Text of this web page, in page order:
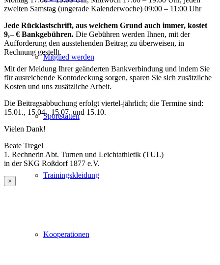
Mitglied werden
Sportstätten
Trainingskleidung
Kooperationen
zweiten Samstag (ungerade Kalenderwoche) 09:00 – 11:00 Uhr
Jede Rücklastschrift, aus welchem Grund auch immer, kostet
9,– € Bankgebühren. Die Gebühren werden Ihnen, mit der
Aufforderung den ausstehenden Beitrag zu überweisen, in
Rechnung gestellt.
Mit der Meldung Ihrer geänderten Bankverbindung und indem Sie
für ausreichende Kontodeckung sorgen, sparen Sie sich zusätzliche
Kosten und uns zusätzliche Arbeit.
Die Beitragsabbuchung erfolgt viertel-jährlich; die Termine sind:
15.01., 15.04., 15.07. und 15.10.
Vielen Dank!
Beate Tregel
1. Rechnerin Abt. Turnen und Leichtathletik (TUL)
in der SKG Roßdorf 1877 e.V.
×